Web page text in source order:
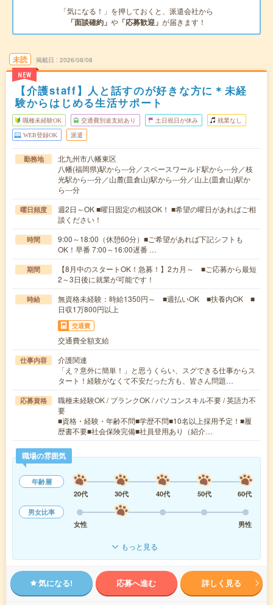
「気になる！」を押しておくと、派遣会社から
「面談確約」 や 「応募歓迎」 が届きます！
未読
NEW
掲載日 2026/08/08
【介護staff】人と話すのが好きな方に＊未経
験からはじめる生活サポート
職種未経験OK 交通費別途支給あり 土日祝日が休み 残業なし
WEB登録OK 派遣
勤務地
北九州市八幡東区
八幡(福岡県)駅から---分／スペースワールド駅から---分／枝
光駅から---分／山麓(皿倉山)駅から---分／山上(皿倉山)駅か
ら---分
曜日頻度
週2日～OK ■曜日固定の相談OK！ ■希望の曜日があればご相
談ください！
時間
9:00～18:00（休憩60分）■ご希望があれば下記シフトも
OK！早番 7:00～16:00遅番 …
期間
【8月中のスタートOK！急募！】2カ月～ ■ご応募から最短
2～3日後に就業が可能です！
時給
無資格未経験：時給1350円～ ■週払いOK ■扶養内OK ■
日収1万800円以上
交通費
交通費全額支給
仕事内容
介護関連
「え？意外に簡単！」と思うくらい、スグできる仕事からス
タート！経験がなくて不安だった方も、皆さん問題…
応募資格
職種未経験OK / ブランクOK / パソコンスキル不要 / 英語力不
要
■資格・経験・年齢不問■学歴不問■10名以上採用予定！■履
歴書不要■社会保険完備■社員登用あり（紹介…
職場の雰囲気
年齢層
20代
30代 40代 50代
60代
男女比率
女性
男性
もっと見る
気になる! 応募へ進む 詳しく見る